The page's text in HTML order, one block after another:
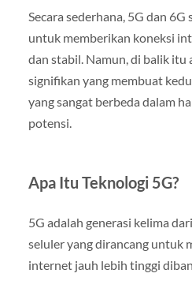
Secara sederhana, 5G dan
untuk memberikan koneksi
dan stabil. Namun, di balik itu
signifikan yang membuat
yang sangat berbeda dalam
potensi.
Apa Itu Teknologi 5G?
5G adalah generasi kelima
seluler yang dirancang untuk
internet jauh lebih tinggi